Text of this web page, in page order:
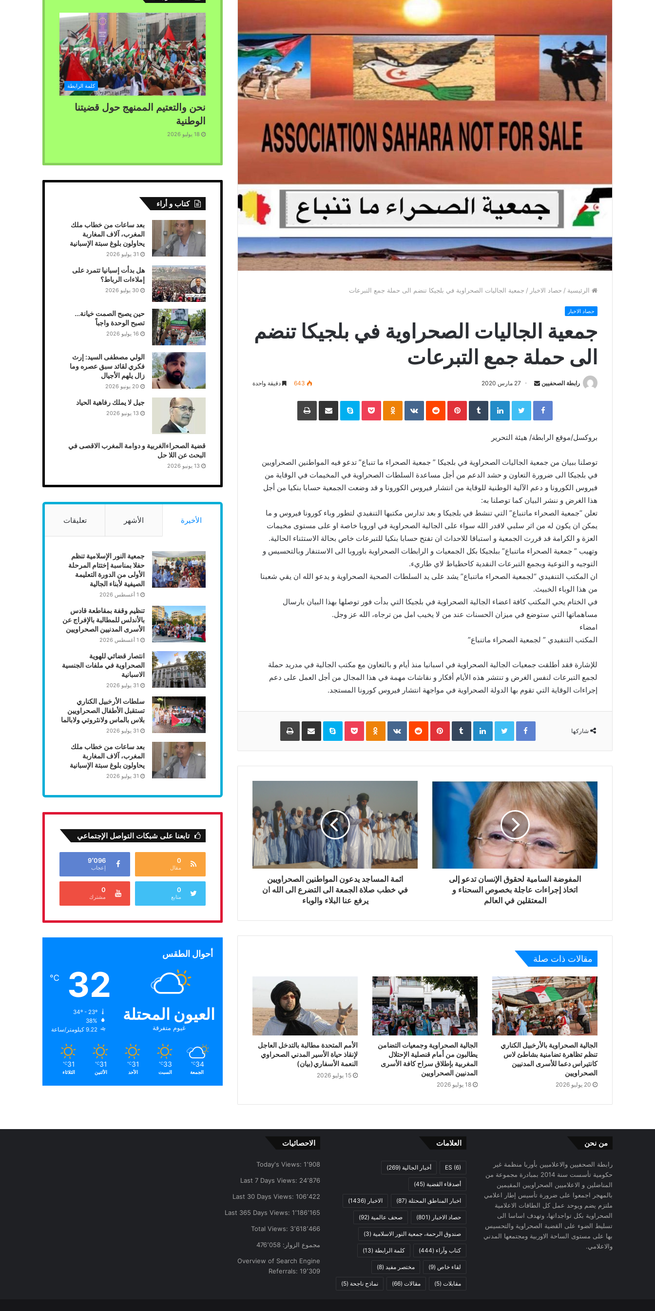
الرئيسية / حصاد الاخبار / جمعية الجاليات الصحراوية في بلجيكا تنضم الى حملة جمع التبرعات
حصاد الاخبار
جمعية الجاليات الصحراوية في بلجيكا تنضم
الى حملة جمع التبرعات
رابطة الصحفيين
d
n
m
a
i
l
27 مارس 2020 643 دقيقة واحدة
Facebook
Twitter
LinkedIn
‏Tumblr
Pinterest
‏Reddit
‏VKontakte
Pocket
Skype مشاركة عبر البريد
بروكسل/موقع الرابطة/ هيئة التحرير
توصلنا ببيان من جمعية الجاليات الصحراوية في بلجيكا ” جمعية الصحراء ما تنباع” تدعو فيه المواطنين الصحراويين
في بلجيكا الى ضرورة التعاون و حشد الدعم من أجل مساعدة السلطات الصحراوية في المخيمات في الوقاية من
فيروس الكورونا و دعم الآلية الوطنية للوقاية من انتشار فيروس الكورونا و قد وضعت الجمعية حسابا بنكيا من أجل
هذا الغرض و ننشر البيان كما توصلنا به:
تعلن “جمعية الصحراء ماتنباع” التي تنشط في بلجيكا و بعد تدارس مكتبها التنفيدي لتطور وباء كورونا فيروس و ما
يمكن ان يكون له من اثر سلبي لاقدر الله سواء على الجالية الصحراوية في اوروبا خاصة او على مستوى مخيمات
العزة و الكرامة قد قررت الجمعية و استباقا للاحداث ان تفتح حسابا بنكيا للتبرعات خاص بحالة الاستثناء الحالية.
وتهيب ” جمعية الصحراء ماتنباع” ببلجيكا بكل الجمعيات و الرابطات الصحراوية باوروبا الى الاستنفار وبالتحسيس و
التوجيه و التوعية وبجمع التبرعات النقدية كاحطياط لاي طاريء.
ان المكتب التنفيدي “لجمعية الصحراء ماتنباع” يشد على يد السلطات الصحية الصحراوية و يدعو الله ان يقي شعبنا
من هذا الوباء الخبيث.
في الختام يحي المكتب كافة اعضاء الجالية الصحراوية في بلجيكا التي بدأت فور توصلها بهذا البيان بارسال
مساهماتها التي ستوضع في ميزان الحسنات عند من لا يخيب امل من ترجاه، الله عز وجل.
امضاء
المكتب التنفيدي ” لجمعية الصحراء ماتنباع”
للإشارة فقد أطلقت جمعيات الجالية الصحراوية في اسبانيا منذ أيام و بالتعاون مع مكتب الجالية في مدريد حملة
لجمع التبرعات لنفس الغرض و تنتشر هذه الأيام أفكار و نقاشات مهمة في هذا المجال من أجل العمل على دعم
إجراءات الوقاية التي تقوم بها الدولة الصحراوية في مواجهة انتشار فيروس كورونا المستجد.
شاركها
Facebook
Twitter
LinkedIn
‏Tumblr
Pinterest
‏Reddit
‏VKontakte
Pocket
Skype مشاركة عبر البريد
المفوضة السامية لحقوق الإنسان تدعو إلى
اتخاذ إجراءات عاجلة بخصوص السحناء و
المعتقلين في العالم
ائمة المساجد يدعون المواطنين الصحراويين
في خطب صلاة الجمعة الى التضرع الى الله ان
يرفع عنا البلاء والوباء
مقالات ذات صلة
الجالية الصحراوية بالأرخبيل الكناري
تنظم تظاهرة تضامنية بشاطئ لاس
كانتيراس دعما للأسرى المدنيين
الصحراويين
20 يوليو 2026
الجالية الصحراوية وجمعيات التضامن
يطالبون من أمام قنصلية الإحتلال
المغربية بإطلاق سراح كافة الأسرى
المدنيين الصحراويين
18 يوليو 2026
الأمم المتحدة مطالبة بالتدخل العاجل
لإنقاذ حياة الأسير المدني الصحراوي
النعمة الأسفاري(بيان)
15 يوليو 2026
كلمة الرابطة
نحن والتعتيم الممنهج حول قضيتنا
الوطنية
18 يوليو 2026
كتاب و أراء
بعد ساعات من خطاب ملك
المغرب، آلاف المغاربة
يحاولون بلوغ سبتة الإسبانية
31 يوليو 2026
هل بدأت إسبانيا تتمرد على
إملاءات الرباط؟
30 يوليو 2026
حين يصبح الصمت خيانة…
تصبح الوحدة واجباً
16 يوليو 2026
الولي مصطفى السيد: إرث
فكري لقائد سبق عصره وما
زال يلهم الأجيال
20 يونيو 2026
جيل لا يملك رفاهية الحياد
13 يونيو 2026
قضية الصحراءالغربية و دوامة المغرب الاقصى في
البحث عن اللا حل
13 يونيو 2026
الأخيرة الأشهر تعليقات
جمعية النور الإسلامية تنظم
حفلا بمناسبة إختتام المرحلة
الأولى من الدورة التعليمة
الصيفية لأبناء الجالية
1 أغسطس 2026
تنظيم وقفة بمقاطعة قادس
بالأندلس للمطالبة بالإفراج عن
الأسرى المدنيين الصحراويين
1 أغسطس 2026
انتصار قضائي للهوية
الصحراوية في ملفات الجنسية
الاسبانية
31 يوليو 2026
سلطات الأرخبيل الكناري
تستقبل الأطفال الصحراويين
بلاس بالماس ولانثروتي ولابالما
31 يوليو 2026
بعد ساعات من خطاب ملك
المغرب، آلاف المغاربة
يحاولون بلوغ سبتة الإسبانية
31 يوليو 2026
تابعنا على شبكات التواصل الإجتماعي
0
مقال
9٬096
إعجاب
0
متابع
0
مشترك
أحوال الطقس
العيون المحتلة
غيوم متفرقة
32
℃
38%
9.22 كيلومتر/ساعة
34
℃
الجمعة
33
℃
السبت
31
℃
الأحد
31
℃
الأثنين
31
℃
الثلاثاء
من نحن
رابطة الصحفيين والاعلاميين بأوربا منظمة غير
حكومية تأسست سنة 2014 بمبادرة مجموعة من
المناضلين و الاعلاميين الصحراويين المقيمين
بالمهجر اجمعوا على ضرورة تأسيس إطار اعلامي
ملتزم يضم ويوحد عمل كل الطاقات الاعلامية
الصحراوية بكل تواجداتها، وتهدف اساسا الى
تسليط الضوء على القضية الصحراوية والتحسيس
بها على مستوى الساحة الاوربية ومجتمعها المدني
والاعلامي.
العلامات
ES (6) أخبار الجالية (269)
أصدقاء القضية (45)
اخبار المناطق المحتلة (87) الاخبار (1436)
حصاد الاخبار (801) صحف عالمية (92)
صندوق الرحمة، جمعية النور الاسلامية (3)
كتاب وآراء (444) كلمة الرابطة (13)
لقاء خاص (9) مختصر مفيد (8)
مقابلات (5) مقالات (66) نماذج ناجحة (5)
الاحصائيات
Today's Views: 1٬908
Last 7 Days Views: 24٬876
Last 30 Days Views: 106٬422
Last 365 Days Views: 1٬186٬165
Total Views: 3٬618٬466
مجموع الزوار: 476٬058
Overview of Search Engine
Referrals: 19٬309